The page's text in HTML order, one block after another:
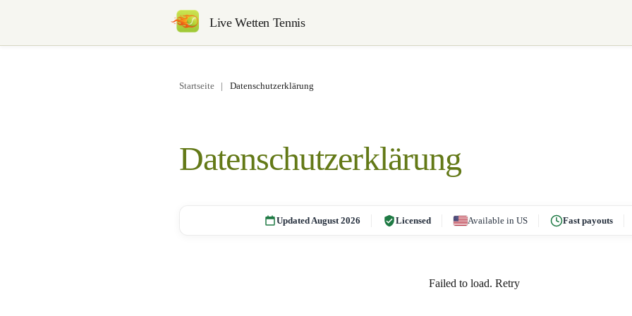
Live Wetten Tennis
Startseite Datenschutzerklärung
Datenschutzerklärung
Updated August 2026 Licensed Available in US Fast payouts
Failed to load. Retry